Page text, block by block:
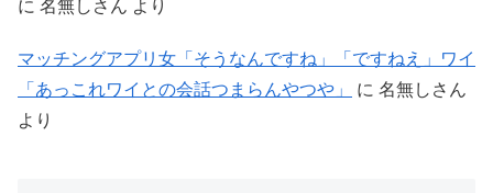
に 名無しさん より
マッチングアプリ女「そうなんですね」「ですねえ」ワイ
「あっこれワイとの会話つまらんやつや」
に 名無しさん
より